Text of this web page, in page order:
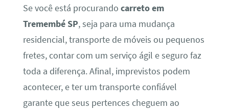
Se você está procurando carreto em
Tremembé SP, seja para uma mudança
residencial, transporte de móveis ou pequenos
fretes, contar com um serviço ágil e seguro faz
toda a diferença. Afinal, imprevistos podem
acontecer, e ter um transporte confiável
garante que seus pertences cheguem ao